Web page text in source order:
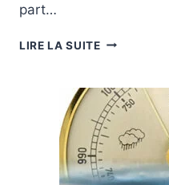
part…
LIRE LA SUITEAMORCE
AMORÇAGE
EFFICACE,
APPÂTS
ET
QUANTITÉS